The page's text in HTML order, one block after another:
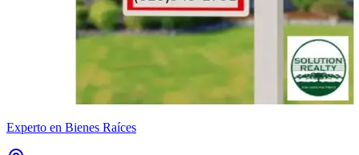
Experto en Bienes Raíces